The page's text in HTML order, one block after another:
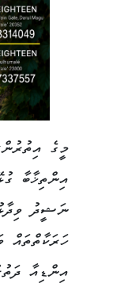
މީގެ
އިންތިޚާބާ
ނަޝީދު
ހަރަކާތްތައް
އިންޑިއާ